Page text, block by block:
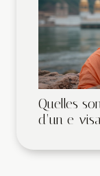
Quelles
d’un e-